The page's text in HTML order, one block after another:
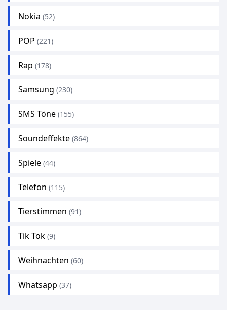
Nokia (52)
POP (221)
Rap (178)
Samsung (230)
SMS Töne (155)
Soundeffekte (864)
Spiele (44)
Telefon (115)
Tierstimmen (91)
Tik Tok (9)
Weihnachten (60)
Whatsapp (37)